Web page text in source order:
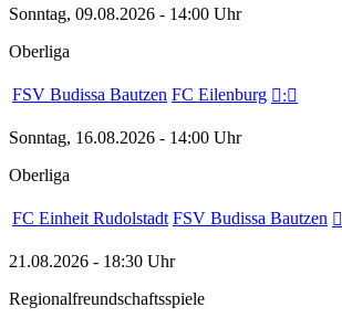
Sonntag, 09.08.2026 - 14:00 Uhr
Oberliga
FSV Budissa Bautzen FC Eilenburg :
Sonntag, 16.08.2026 - 14:00 Uhr
Oberliga
FC Einheit Rudolstadt FSV Budissa Bautzen 
21.08.2026 - 18:30 Uhr
Regionalfreundschaftsspiele